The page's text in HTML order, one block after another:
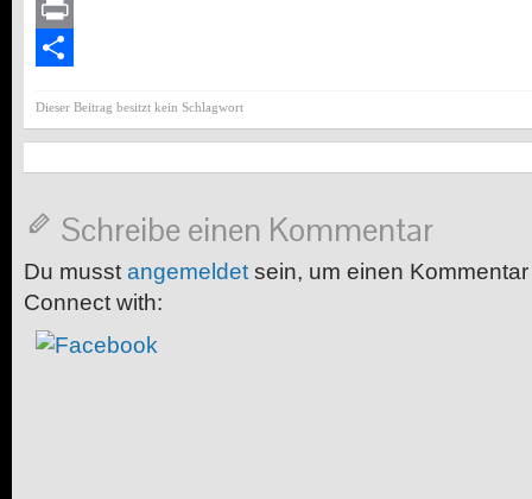
Message
Print
Dieser Beitrag besitzt kein Schlagwort
Schreibe einen Kommentar
Du musst angemeldet sein, um einen
Connect with: